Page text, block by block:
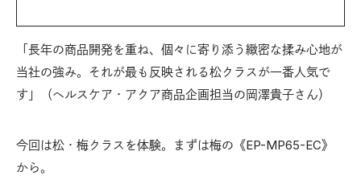
「長年の商品開発を重ね、個々に寄り添う緻密な揉み心地が
当社の強み。それが最も反映される松クラスが一番人気で
す」（ヘルスケア・アクア商品企画担当の岡澤貴子さん）
今回は松・梅クラスを体験。まずは梅の《EP-MP65-EC》
から。